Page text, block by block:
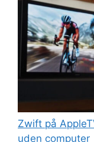
Zwift på
uden computer